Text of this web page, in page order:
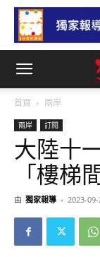
首頁 兩岸
兩岸 訂閱
大陸十
「樓梯
由 獨家報導 - 2023-09-